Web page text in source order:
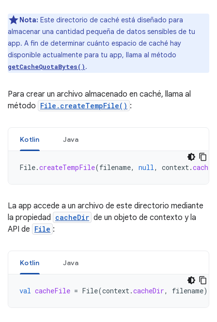
Nota: Este directorio de caché está diseñado para
almacenar una cantidad pequeña de datos sensibles de tu
app. A fin de determinar cuánto espacio de caché hay
disponible actualmente para tu app, llama al método
getCacheQuotaBytes().
Para crear un archivo almacenado en caché, llama al
método File.createTempFile() :
Kotlin Java
File.createTempFile(filename, null, context.
La app accede a un archivo de este directorio mediante
la propiedad cacheDir de un objeto de contexto y la
API de File :
Kotlin Java
val cacheFile = File(context.cacheDir, filename)